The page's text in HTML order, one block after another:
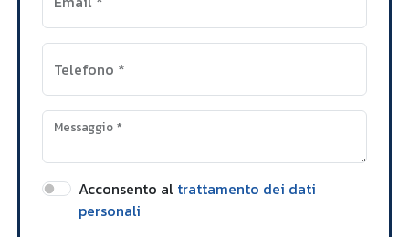
Telefono *
Messaggio*
Acconsento al trattamento dei dati
personali